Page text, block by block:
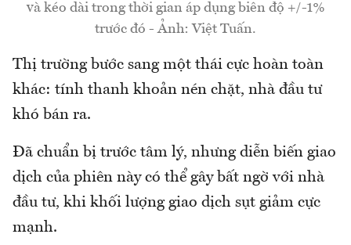
và kéo dài trong thời gian áp dụng biên độ +/-1%
trước đó - Ảnh: Việt Tuấn.
Thị trường bước sang một thái cực hoàn toàn
khác: tính thanh khoản nén chặt, nhà đầu tư
khó bán ra.
Đã chuẩn bị trước tâm lý, nhưng diễn biến giao
dịch của phiên này có thể gây bất ngờ với nhà
đầu tư, khi khối lượng giao dịch sụt giảm cực
mạnh.